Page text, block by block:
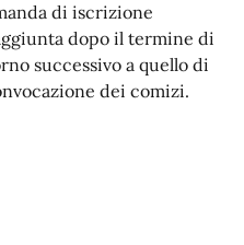
di iscrizione
dopo il termine di
successivo a quello di
dei comizi.